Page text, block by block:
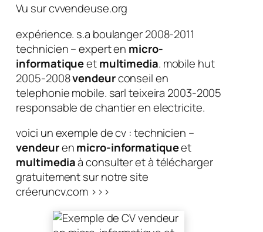
Vu sur cvvendeuse.org
expérience. s.a boulanger 2008-2011
technicien – expert en micro-
informatiqueetmultimedia. mobile hut
2005-2008vendeurconseil en
telephonie mobile. sarl teixeira 2003-2005
responsable de chantier en electricite.
voici un exemple de cv : technicien –
vendeurenmicro-informatiqueet
multimediaà consulter et à télécharger
gratuitement sur notre site
créeruncv.com >>>